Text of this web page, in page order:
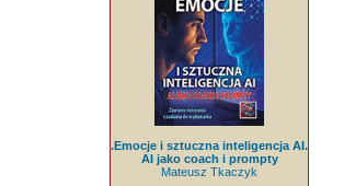
.Emocje i sztuczna inteligencja AI.
AI jako coach i prompty
Mateusz Tkaczyk